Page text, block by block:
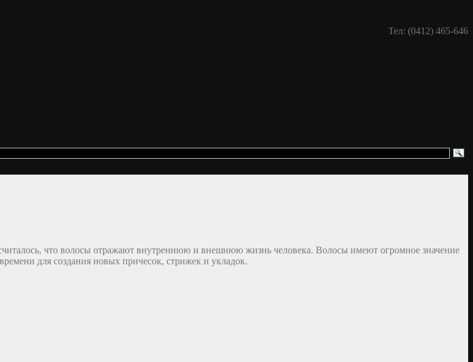
Тел: (0412) 465-646
что волосы отражают внутреннюю и внешнюю жизнь человека. Волосы имеют огромное значение
для создания новых причесок, стрижек и укладок.